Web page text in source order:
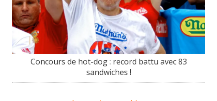
Concours de hot-dog : record battu avec 83
sandwiches !